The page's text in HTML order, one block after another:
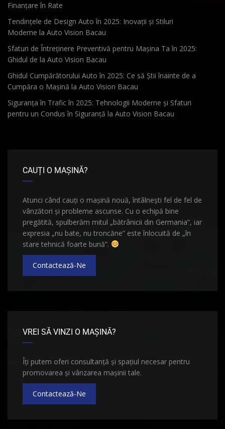
Finanțare în Rate
Tendințele de Design Auto în 2025: Inovații și Stiluri
Moderne la Auto Vision Bacau
Sfaturi de Întreținere Preventivă pentru Mașina Ta în 2025:
Ghidul de la Auto Vision Bacau
Ghidul Cumpărătorului Auto în 2025: Ce să Știi înainte de a
Cumpăra o Mașină la Auto Vision Bacau
Siguranța în Trafic în 2025: Tehnologii Moderne și Sfaturi
pentru un Condus în Siguranță la Auto Vision Bacau
CAUȚI O MAȘINĂ?
Atunci când cauți o mașină nouă, întâlnești fel de fel de
vânzători și probleme ascunse. Cu o echipă bine
pregătită, spulberăm mitul „bătrânicii din Germania”, iar
expresia „nu bate, nu troncăne” este înlocuită de „în
stare tehnică foarte bună”.
Contactează-Ne
VREI SĂ VINZI O MAȘINĂ?
Îți putem oferi consultanță și spațiul necesar pentru
promovarea și vânzarea mașinii tale.
Contactează-Ne